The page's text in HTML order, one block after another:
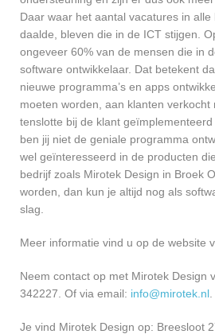
Daar waar het aantal vacatures in
daalde, bleven die in de ICT stijgen.
ongeveer 60% van de mensen die in
software ontwikkelaar. Dat betekent
nieuwe programma’s en apps
moeten worden, aan klanten verkocht
tenslotte bij de klant
ben jij niet de geniale programma
wel geïnteresseerd in de producten
bedrijf zoals Mirotek Design in Broek
worden, dan kun je altijd nog als
slag.
Meer informatie vind u op de website
Neem contact op met Mirotek Design
342227. Of via email: info@mirotek.nl
Je vind Mirotek Design op: Breesloot